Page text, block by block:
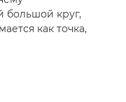
большой круг,
как точка,